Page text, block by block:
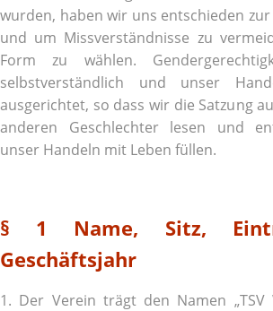
wurden, haben wir uns entschieden
und um Missverständnisse zu
Form zu wählen.
selbstverständlich und unser
ausgerichtet, so dass wir die Satzung
anderen Geschlechter lesen und
unser Handeln mit Leben füllen.
§ 1 Name, Sitz,
Geschäftsjahr
1. Der Verein trägt den Namen „TSV